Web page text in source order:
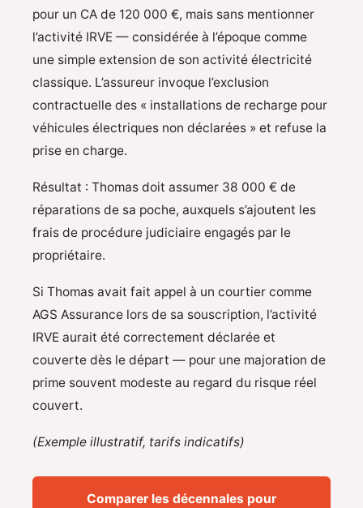
pour un CA de 120 000 €, mais sans mentionner
l’activité IRVE — considérée à l’époque comme
une simple extension de son activité électricité
classique. L’assureur invoque l’exclusion
contractuelle des « installations de recharge pour
véhicules électriques non déclarées » et refuse la
prise en charge.
Résultat : Thomas doit assumer 38 000 € de
réparations de sa poche, auxquels s’ajoutent les
frais de procédure judiciaire engagés par le
propriétaire.
Si Thomas avait fait appel à un courtier comme
AGS Assurance lors de sa souscription, l’activité
IRVE aurait été correctement déclarée et
couverte dès le départ — pour une majoration de
prime souvent modeste au regard du risque réel
couvert.
(Exemple illustratif, tarifs indicatifs)
Comparer les décennales pour